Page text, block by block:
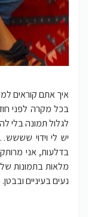
איך אתם קוראים
בכל מקרה לפני
לגלול תמונה בלי
יש לי וידוי
בדלעות, אני
מלאות בתמונות של
נעים בעיניים ובבטן.